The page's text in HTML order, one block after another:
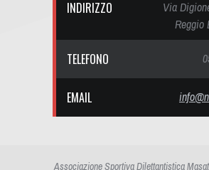
INDIRIZZO
Via
Reggio
TELEFONO
EMAIL
Associazione Sportiva Dilettantistica